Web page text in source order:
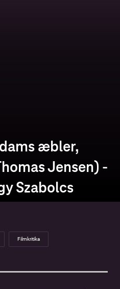
æbler,
Jensen) -
Szabolcs
Filmkritika